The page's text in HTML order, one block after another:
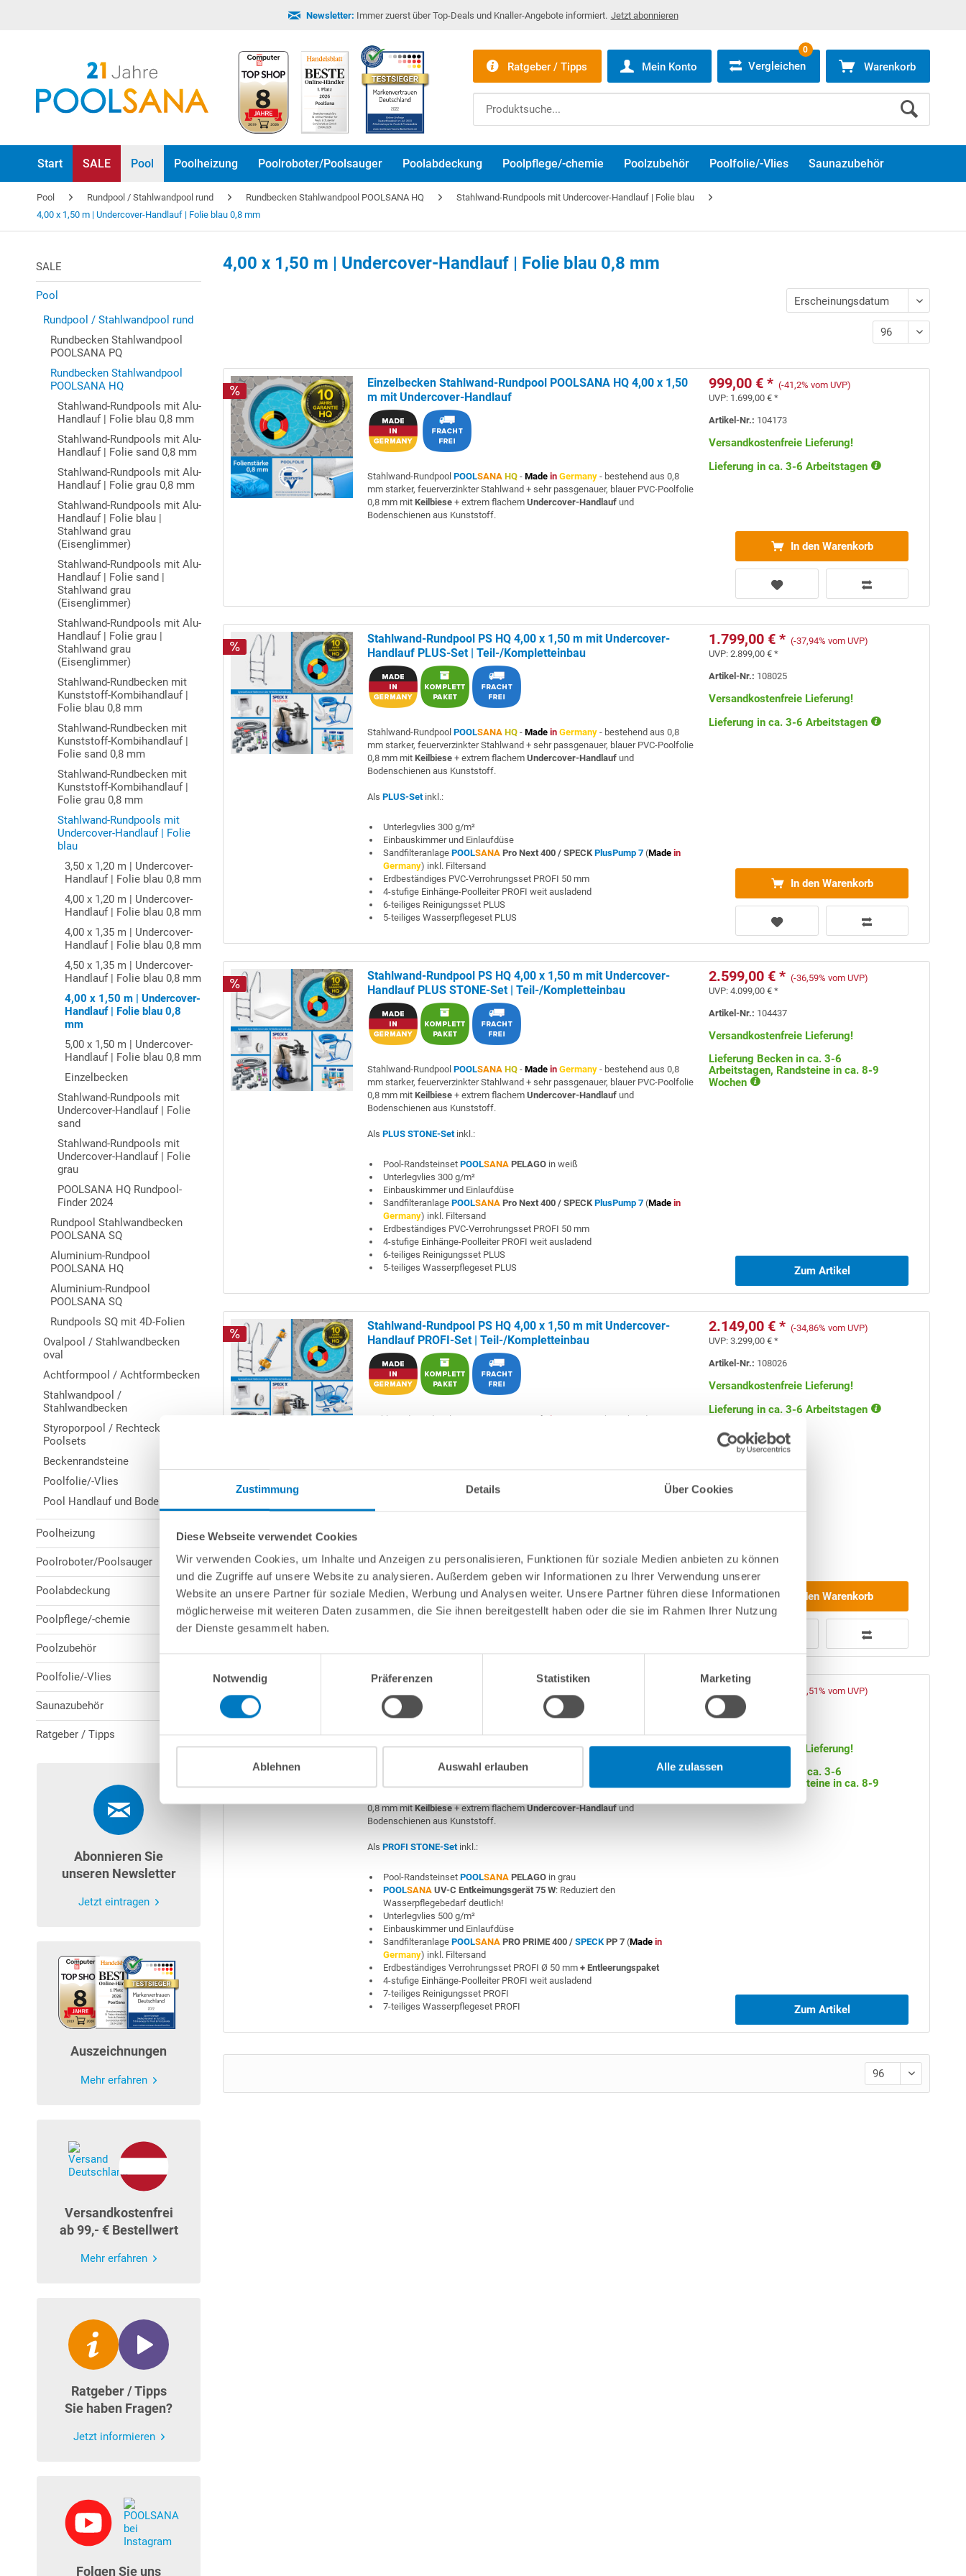
Zustimmung Details Über Cookies
Diese Webseite verwendet Cookies
Wir verwenden Cookies, um Inhalte und Anzeigen zu personalisieren, Funktionen für soziale Medien anbieten zu können
und die Zugriffe auf unsere Website zu analysieren. Außerdem geben wir Informationen zu Ihrer Verwendung unserer
Website an unsere Partner für soziale Medien, Werbung und Analysen weiter. Unsere Partner führen diese Informationen
möglicherweise mit weiteren Daten zusammen, die Sie ihnen bereitgestellt haben oder die sie im Rahmen Ihrer Nutzung
der Dienste gesammelt haben.
Einwilligungsauswahl
Notwendig
Präferenzen Statistiken Marketing
Ablehnen Auswahl erlauben Alle zulassen
Newsletter: Immer zuerst über Top-Deals und Knaller-Angebote informiert. Jetzt abonnieren
Ratgeber / Tipps Mein Konto Vergleichen
0
Warenkorb
Start SALE Pool Poolheizung Poolroboter/Poolsauger Poolabdeckung Poolpflege/-chemie Poolzubehör Poolfolie/-Vlies Saunazubehör
Pool Rundpool / Stahlwandpool rund Rundbecken Stahlwandpool POOLSANA HQ
Stahlwand-Rundpools mit Undercover-Handlauf | Folie blau
4,00 x 1,50 m | Undercover-Handlauf | Folie blau 0,8 mm
SALE
Pool
Rundpool / Stahlwandpool rund
Rundbecken Stahlwandpool
POOLSANA PQ
Rundbecken Stahlwandpool
POOLSANA HQ
Stahlwand-Rundpools mit Alu-
Handlauf | Folie blau 0,8 mm
Stahlwand-Rundpools mit Alu-
Handlauf | Folie sand 0,8 mm
Stahlwand-Rundpools mit Alu-
Handlauf | Folie grau 0,8 mm
Stahlwand-Rundpools mit Alu-
Handlauf | Folie blau |
Stahlwand grau
(Eisenglimmer)
Stahlwand-Rundpools mit Alu-
Handlauf | Folie sand |
Stahlwand grau
(Eisenglimmer)
Stahlwand-Rundpools mit Alu-
Handlauf | Folie grau |
Stahlwand grau
(Eisenglimmer)
Stahlwand-Rundbecken mit
Kunststoff-Kombihandlauf |
Folie blau 0,8 mm
Stahlwand-Rundbecken mit
Kunststoff-Kombihandlauf |
Folie sand 0,8 mm
Stahlwand-Rundbecken mit
Kunststoff-Kombihandlauf |
Folie grau 0,8 mm
Stahlwand-Rundpools mit
Undercover-Handlauf | Folie
blau
3,50 x 1,20 m | Undercover-
Handlauf | Folie blau 0,8 mm
4,00 x 1,20 m | Undercover-
Handlauf | Folie blau 0,8 mm
4,00 x 1,35 m | Undercover-
Handlauf | Folie blau 0,8 mm
4,50 x 1,35 m | Undercover-
Handlauf | Folie blau 0,8 mm
4,00 x 1,50 m | Undercover-
Handlauf | Folie blau 0,8
mm
5,00 x 1,50 m | Undercover-
Handlauf | Folie blau 0,8 mm
Einzelbecken
Stahlwand-Rundpools mit
Undercover-Handlauf | Folie
sand
Stahlwand-Rundpools mit
Undercover-Handlauf | Folie
grau
POOLSANA HQ Rundpool-
Finder 2024
Rundpool Stahlwandbecken
POOLSANA SQ
Aluminium-Rundpool
POOLSANA HQ
Aluminium-Rundpool
POOLSANA SQ
Rundpools SQ mit 4D-Folien
Ovalpool / Stahlwandbecken
oval
Achtformpool / Achtformbecken
Stahlwandpool /
Stahlwandbecken
Styroporpool / Rechteck-
Poolsets
Beckenrandsteine
Poolfolie/-Vlies
Pool Handlauf und Bodenprofile
Poolheizung
Poolroboter/Poolsauger
Poolabdeckung
Poolpflege/-chemie
Poolzubehör
Poolfolie/-Vlies
Saunazubehör
Ratgeber / Tipps
Abonnieren Sie
unseren Newsletter
Jetzt eintragen
Auszeichnungen
Mehr erfahren
Versandkostenfrei
ab 99,- € Bestellwert
Mehr erfahren
Ratgeber / Tipps
Sie haben Fragen?
Jetzt informieren
Folgen Sie uns
4,00 x 1,50 m | Undercover-Handlauf | Folie blau 0,8 mm
Einzelbecken Stahlwand-Rundpool POOLSANA HQ 4,00 x 1,50
m mit Undercover-Handlauf
Stahlwand-RundpoolPOOLSANA HQ -Made in Germany - bestehend aus 0,8
mm starker, feuerverzinkter Stahlwand + sehr passgenauer, blauer PVC-Poolfolie
0,8 mm mitKeilbiese + extrem flachemUndercover-Handlauf und
Bodenschienen aus Kunststoff.
999,00 € * (-41,2% vom UVP)
UVP: 1.699,00 € *
Artikel-Nr.: 104173
Versandkostenfreie Lieferung!
Lieferung in ca. 3-6 Arbeitstagen
In den Warenkorb
Stahlwand-Rundpool PS HQ 4,00 x 1,50 m mit Undercover-
Handlauf PLUS-Set | Teil-/Kompletteinbau
Stahlwand-RundpoolPOOLSANA HQ -Made in Germany - bestehend aus 0,8
mm starker, feuerverzinkter Stahlwand + sehr passgenauer, blauer PVC-Poolfolie
0,8 mm mitKeilbiese + extrem flachemUndercover-Handlauf und
Bodenschienen aus Kunststoff.
AlsPLUS-Setinkl.:
Unterlegvlies 300 g/m²
Einbauskimmer und Einlaufdüse
SandfilteranlagePOOLSANA Pro Next 400 / SPECK PlusPump 7 (Made in
Germany) inkl. Filtersand
Erdbeständiges PVC-Verrohrungsset PROFI 50 mm
4-stufige Einhänge-Poolleiter PROFI weit ausladend
6-teiliges Reinigungsset PLUS
5-teiliges Wasserpflegeset PLUS
1.799,00 € * (-37,94% vom UVP)
UVP:2.899,00 € *
Artikel-Nr.: 108025
Versandkostenfreie Lieferung!
Lieferung in ca. 3-6 Arbeitstagen
In den Warenkorb
Stahlwand-Rundpool PS HQ 4,00 x 1,50 m mit Undercover-
Handlauf PLUS STONE-Set | Teil-/Kompletteinbau
Stahlwand-RundpoolPOOLSANA HQ -Made in Germany - bestehend aus 0,8
mm starker, feuerverzinkter Stahlwand + sehr passgenauer, blauer PVC-Poolfolie
0,8 mm mitKeilbiese + extrem flachemUndercover-Handlauf und
Bodenschienen aus Kunststoff.
AlsPLUS STONE-Setinkl.:
Pool-RandsteinsetPOOLSANA PELAGO in weiß
Unterlegvlies 300 g/m²
Einbauskimmer und Einlaufdüse
SandfilteranlagePOOLSANA Pro Next 400 / SPECK PlusPump 7 (Made in
Germany) inkl. Filtersand
Erdbeständiges PVC-Verrohrungsset PROFI 50 mm
4-stufige Einhänge-Poolleiter PROFI weit ausladend
6-teiliges Reinigungsset PLUS
5-teiliges Wasserpflegeset PLUS
2.599,00 € * (-36,59% vom UVP)
UVP:4.099,00 € *
Artikel-Nr.: 104437
Versandkostenfreie Lieferung!
Lieferung Becken in ca. 3-6
Arbeitstagen, Randsteine in ca. 8-9
Wochen
Zum Artikel
Stahlwand-Rundpool PS HQ 4,00 x 1,50 m mit Undercover-
Handlauf PROFI-Set | Teil-/Kompletteinbau
Stahlwand-Rundpool Made in
- bestehend aus 0,8
Einbauskimmer und Einlaufdüse
SandfilteranlagePOOL SANAPRO PRIME 400 / SPECKPP 7(Made in
Germany) inkl. Filtersand
Erdbeständiges Verrohrungsset PROFI Ø 50 mm+ Entleerungspaket
4-stufige Einhänge-Poolleiter PROFI weit ausladend
7-teiliges Reinigungsset PROFI
2.149,00 € * (-34,86% vom UVP)
UVP:3.299,00 € *
Artikel-Nr.: 108026
Versandkostenfreie Lieferung!
Lieferung in ca. 3-6 Arbeitstagen
In den Warenkorb
Handlauf PROFI STONE-Set | Teil-/Kompletteinba
0,8 mm mitKeilbiese + extrem flachemUndercover-Handlauf und
Bodenschienen aus Kunststoff.
AlsPROFI STONE-Setinkl.:
Pool-RandsteinsetPOOLSANA PELAGO in grau
POOLSANA UV-C Entkeimungsgerät 75 W: Reduziert den
Wasserpflegebedarf deutlich!
Unterlegvlies 500 g/m²
Einbauskimmer und Einlaufdüse
SandfilteranlagePOOLSANA PRO PRIME 400 / SPECKPP 7 (Made in
Germany) inkl. Filtersand
Erdbeständiges Verrohrungsset PROFI Ø 50 mm+ Entleerungspaket
4-stufige Einhänge-Poolleiter PROFI weit ausladend
7-teiliges Reinigungsset PROFI
7-teiliges Wasserpflegeset PROFI
2.999,00 € *
(-37,51% vom UVP)
UVP:
4.799,00 € *
Versandkostenfreie Lieferung!
Lieferung Becken in ca. 3-6
Arbeitstagen, Randsteine in ca. 8-9
Zum Artikel